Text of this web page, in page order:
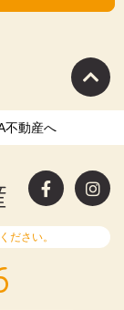
不動産へ
ださい。